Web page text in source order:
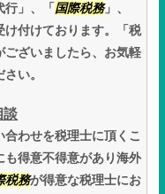
」、「 国際税務」、
け付けております。「税
ざいましたら、お気軽
い。
談
合わせを税理士に頂くこ
も得意不得意があり海外
税務が得意な税理士にお